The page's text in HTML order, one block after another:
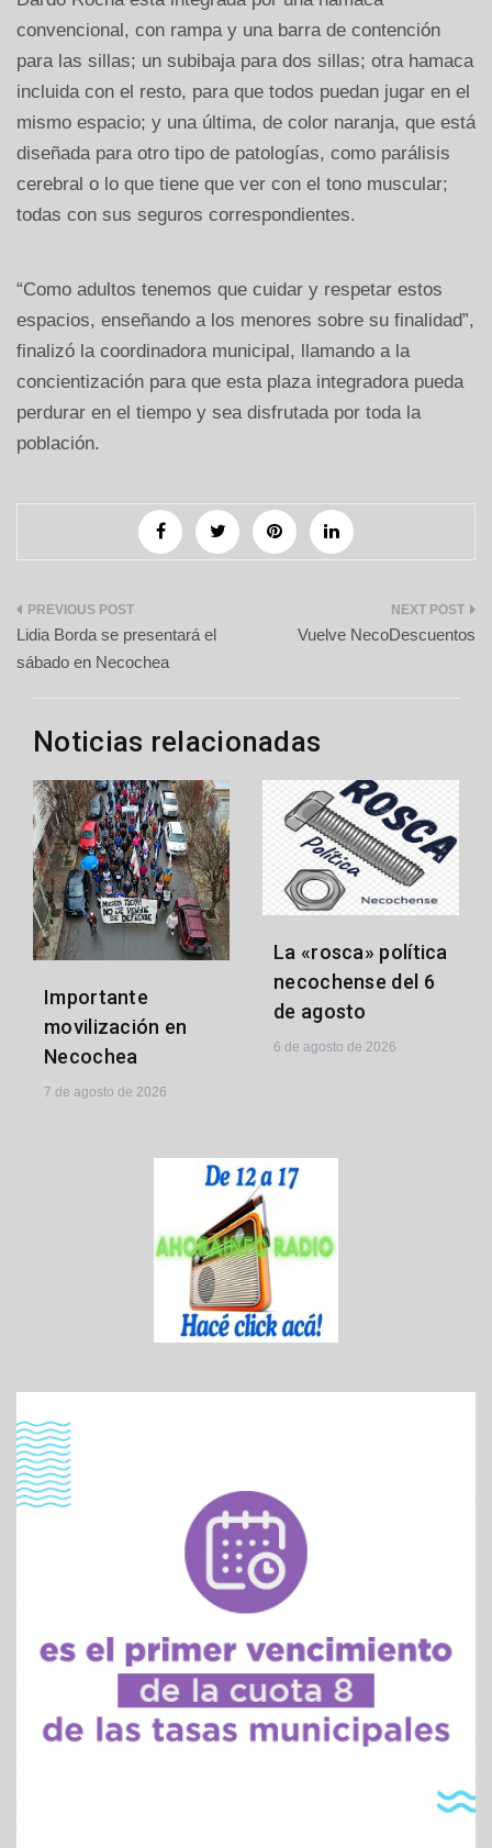
convencional, con rampa y una barra de contención
para las sillas; un subibaja para dos sillas; otra hamaca
incluida con el resto, para que todos puedan jugar en el
mismo espacio; y una última, de color naranja, que está
diseñada para otro tipo de patologías, como parálisis
cerebral o lo que tiene que ver con el tono muscular;
todas con sus seguros correspondientes.
“Como adultos tenemos que cuidar y respetar estos
espacios, enseñando a los menores sobre su finalidad”,
finalizó la coordinadora municipal, llamando a la
concientización para que esta plaza integradora pueda
perdurar en el tiempo y sea disfrutada por toda la
población.
Navegación
de
entradas
Lidia Borda se presentará el
sábado en Necochea
Vuelve NecoDescuentos
Noticias relacionadas
Importante
movilización en
Necochea
7 de agosto de 2026
La «rosca» política
necochense del 6
de agosto
6 de agosto de 2026